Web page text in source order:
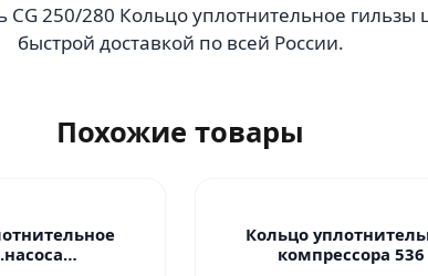
250/280 Кольцо уплотнительное гильзы
быстрой доставкой по всей России.
Похожие товары
Кольцо
компрессора 536